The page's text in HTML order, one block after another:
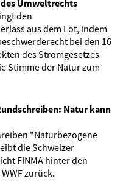
Umweltrechts
den
aus dem Lot, indem
bei den 16
des Stromgesetzes
Stimme der Natur zum
Natur kann
"Naturbezogene
die Schweizer
FINMA hinter den
zurück.